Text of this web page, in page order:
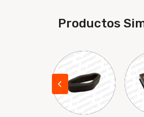
Productos